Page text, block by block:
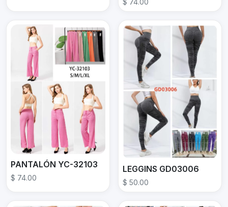
PANTALÓN YC-32103
$ 74.00
LEGGINS GD03006
$ 50.00